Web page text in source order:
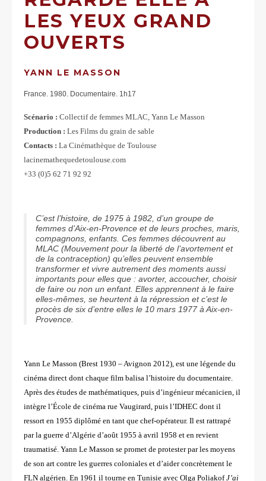
LES YEUX GRAND
OUVERTS
YANN LE MASSON
France. 1980. Documentaire. 1h17
Scénario : Collectif de femmes MLAC, Yann Le Masson
Production : Les Films du grain de sable
Contacts : La Cinémathèque de Toulouse
lacinemathequedetoulouse.com
+33 (0)5 62 71 92 92
C’est l’histoire, de 1975 à 1982, d’un groupe de
femmes d’Aix-en-Provence et de leurs proches, maris,
compagnons, enfants. Ces femmes découvrent au
MLAC (Mouvement pour la liberté de l’avortement et
de la contraception) qu’elles peuvent ensemble
transformer et vivre autrement des moments aussi
importants pour elles que : avorter, accoucher, choisir
de faire ou non un enfant. Elles apprennent à le faire
elles-mêmes, se heurtent à la répression et c’est le
procès de six d’entre elles le 10 mars 1977 à Aix-en-
Provence.
Yann Le Masson (Brest 1930 – Avignon 2012), est une légende du
cinéma direct dont chaque film balisa l’histoire du documentaire.
Après des études de mathématiques, puis d’ingénieur mécanicien, il
intègre l’École de cinéma rue Vaugirard, puis l’IDHEC dont il
ressort en 1955 diplômé en tant que chef-opérateur. Il est rattrapé
par la guerre d’Algérie d’août 1955 à avril 1958 et en revient
traumatisé. Yann Le Masson se promet de protester par les moyens
de son art contre les guerres coloniales et d’aider concrètement le
FLN algérien. En 1961 il tourne en Tunisie avec Olga PoliakofJ’ai